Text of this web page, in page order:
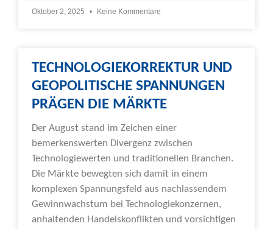
Oktober 2, 2025 Keine Kommentare
TECHNOLOGIEKORREKTUR UND
GEOPOLITISCHE SPANNUNGEN
PRÄGEN DIE MÄRKTE
Der August stand im Zeichen einer
bemerkenswerten Divergenz zwischen
Technologiewerten und traditionellen Branchen.
Die Märkte bewegten sich damit in einem
komplexen Spannungsfeld aus nachlassendem
Gewinnwachstum bei Technologiekonzernen,
anhaltenden Handelskonflikten und vorsichtigen